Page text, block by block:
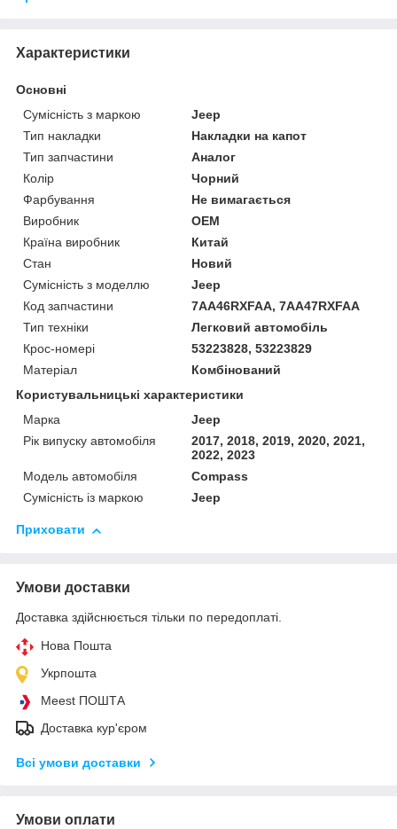
Характеристики
Основні
Сумісність з маркою
Jeep
Тип накладки
Накладки на капот
Тип запчастини
Аналог
Колір
Чорний
Фарбування
Не вимагається
Виробник
OEM
Країна виробник
Китай
Стан
Новий
Сумісність з моделлю
Jeep
Код запчастини
7AA46RXFAA, 7AA47RXFAA
Тип техніки
Легковий автомобіль
Крос-номері
53223828, 53223829
Матеріал
Комбінований
Користувальницькі характеристики
Марка
Jeep
Рік випуску автомобіля
2017, 2018, 2019, 2020, 2021,
2022, 2023
Модель автомобіля
Compass
Сумісність із маркою
Jeep
Приховати
Умови доставки
Доставка здійснюється тільки по передоплаті.
Нова Пошта
Укрпошта
Meest ПОШТА
Доставка кур'єром
Всі умови доставки
Умови оплати